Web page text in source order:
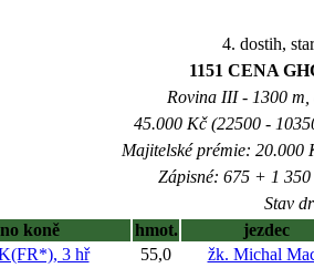
4. dostih,
1151 CENA
Rovina III - 1300 m,
45.000 Kč (22500 -
Majitelské prémie: 20.000
Zápisné: 675 + 1
Stav
koně hmot. jezdec
3 hř 55,0 žk. Michal